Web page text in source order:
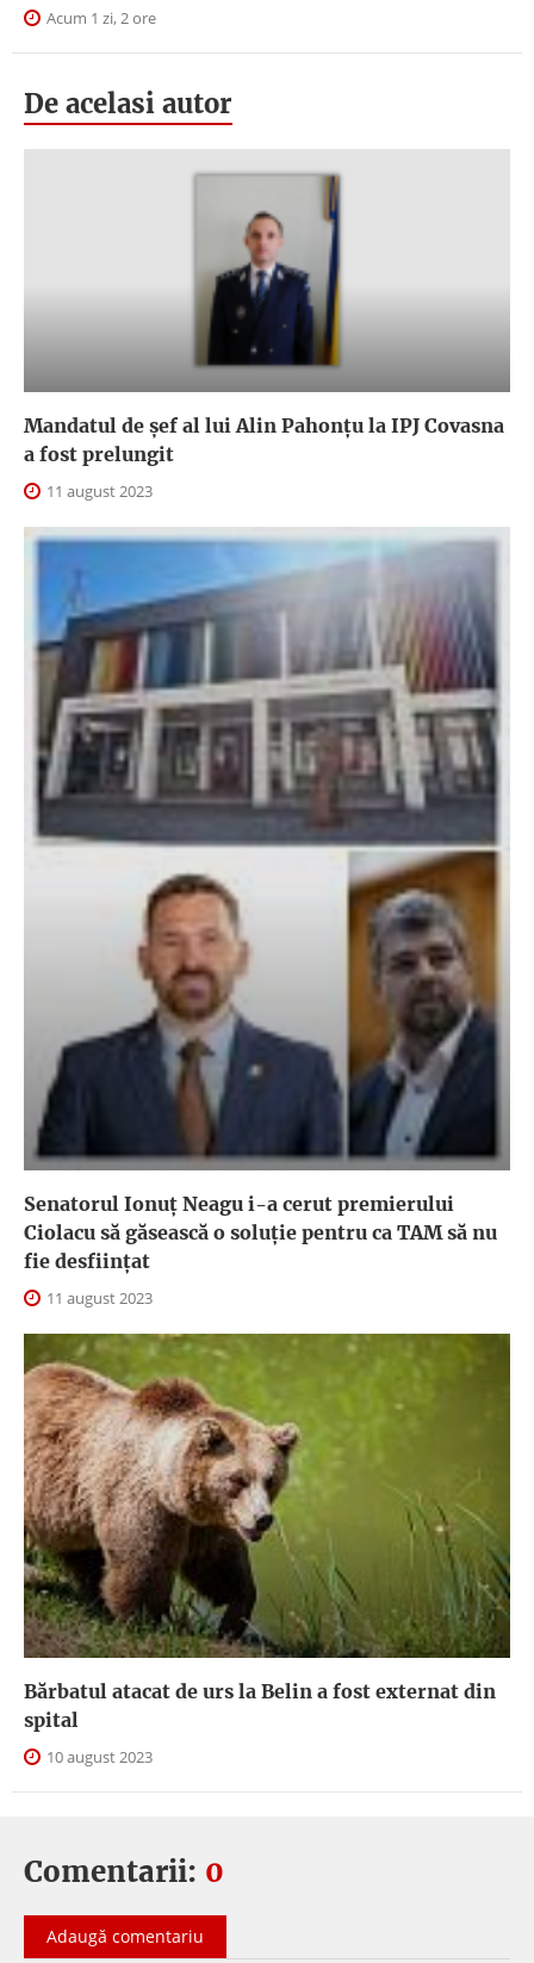
Acum 1 zi, 2 ore
De acelasi autor
Mandatul de șef al lui Alin Pahonțu la IPJ Covasna
a fost prelungit
11 august 2023
Senatorul Ionuț Neagu i-a cerut premierului
Ciolacu să găsească o soluție pentru ca TAM să nu
fie desființat
11 august 2023
Bărbatul atacat de urs la Belin a fost externat din
spital
10 august 2023
Comentarii: 0
Adaugă comentariu